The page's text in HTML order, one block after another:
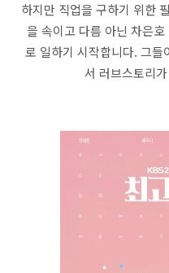
하지만 직업을 구하기 위한
을 속이고 다름 아닌 차은
로 일하기 시작합니다. 그들
서 러브스토리